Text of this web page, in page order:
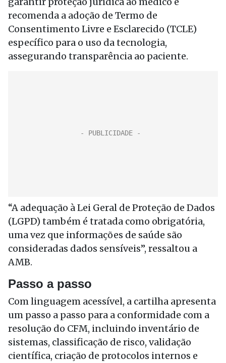
recomenda a adoção de Termo de
Consentimento Livre e Esclarecido (TCLE)
específico para o uso da tecnologia,
assegurando transparência ao paciente.
“A adequação à Lei Geral de Proteção de Dados
(LGPD) também é tratada como obrigatória,
uma vez que informações de saúde são
consideradas dados sensíveis”, ressaltou a
AMB.
Passo a passo
Com linguagem acessível, a cartilha apresenta
um passo a passo para a conformidade com a
resolução do CFM, incluindo inventário de
sistemas, classificação de risco, validação
científica, criação de protocolos internos e